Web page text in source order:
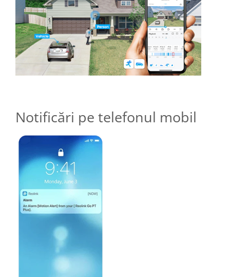
Notificări pe telefonul mobil